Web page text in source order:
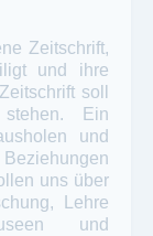
Zeitschrift,
und ihre
soll
stehen. Ein
und
uns über
Lehre
und